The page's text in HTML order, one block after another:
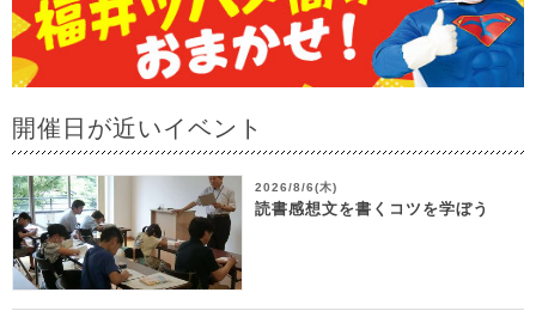
開催日が近いイベント
2026/8/6(木)
読書感想文を書くコツを学ぼう